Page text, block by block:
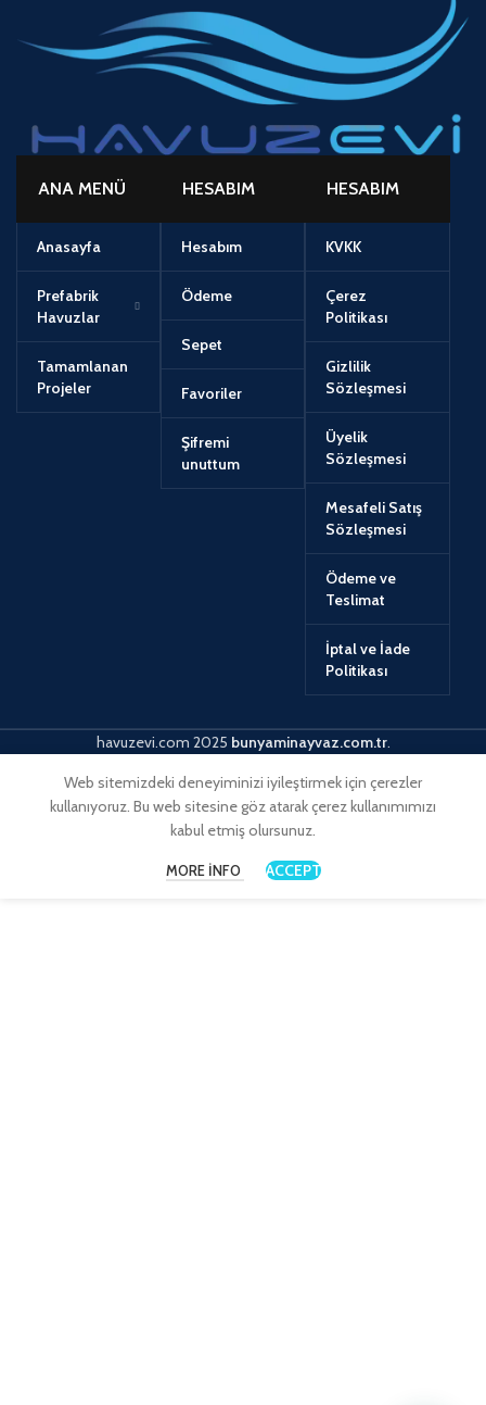
ANA MENÜ
Anasayfa
Prefabrik
Havuzlar
Tamamlanan
Projeler
HESABIM
Hesabım
Ödeme
Sepet
Favoriler
Şifremi
unuttum
HESABIM
KVKK
Çerez
Politikası
Gizlilik
Sözleşmesi
Üyelik
Sözleşmesi
Mesafeli Satış
Sözleşmesi
Ödeme ve
Teslimat
İptal ve İade
Politikası
havuzevi.com 2025 bunyaminayvaz.com.tr.
Web sitemizdeki deneyiminizi iyileştirmek için çerezler
kullanıyoruz. Bu web sitesine göz atarak çerez kullanımımızı
kabul etmiş olursunuz.
MORE INFO ACCEPT